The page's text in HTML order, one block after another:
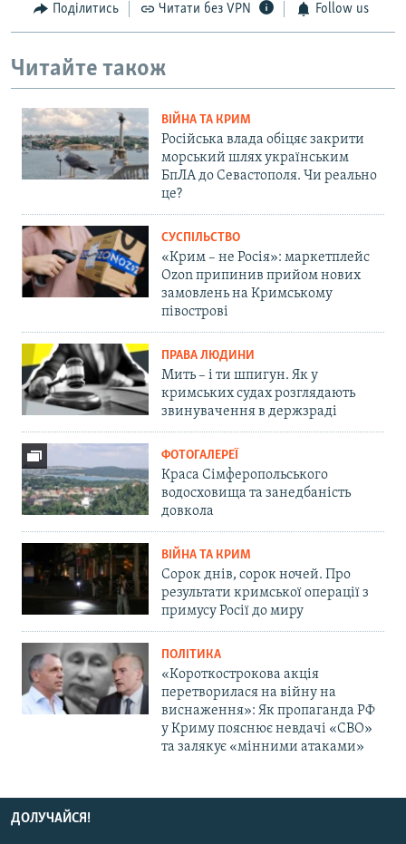
Поділитись Читати без VPN Follow us
Читайте також
ВІЙНА ТА КРИМ
Російська влада обіцяє закрити
морський шлях українським
БпЛА до Севастополя. Чи реально
це?
СУСПІЛЬСТВО
«Крим – не Росія»: маркетплейс
Ozon припинив прийом нових
замовлень на Кримському
півострові
ПРАВА ЛЮДИНИ
Мить – і ти шпигун. Як у
кримських судах розглядають
звинувачення в держзраді
ФОТОГАЛЕРЕЇ
Краса Сімферопольського
водосховища та занедбаність
довкола
ВІЙНА ТА КРИМ
Сорок днів, сорок ночей. Про
результати кримської операції з
примусу Росії до миру
ПОЛІТИКА
«Короткострокова акція
перетворилася на війну на
виснаження»: Як пропаганда РФ
у Криму пояснює невдачі «СВО»
та залякує «мінними атаками»
ДОЛУЧАЙСЯ!